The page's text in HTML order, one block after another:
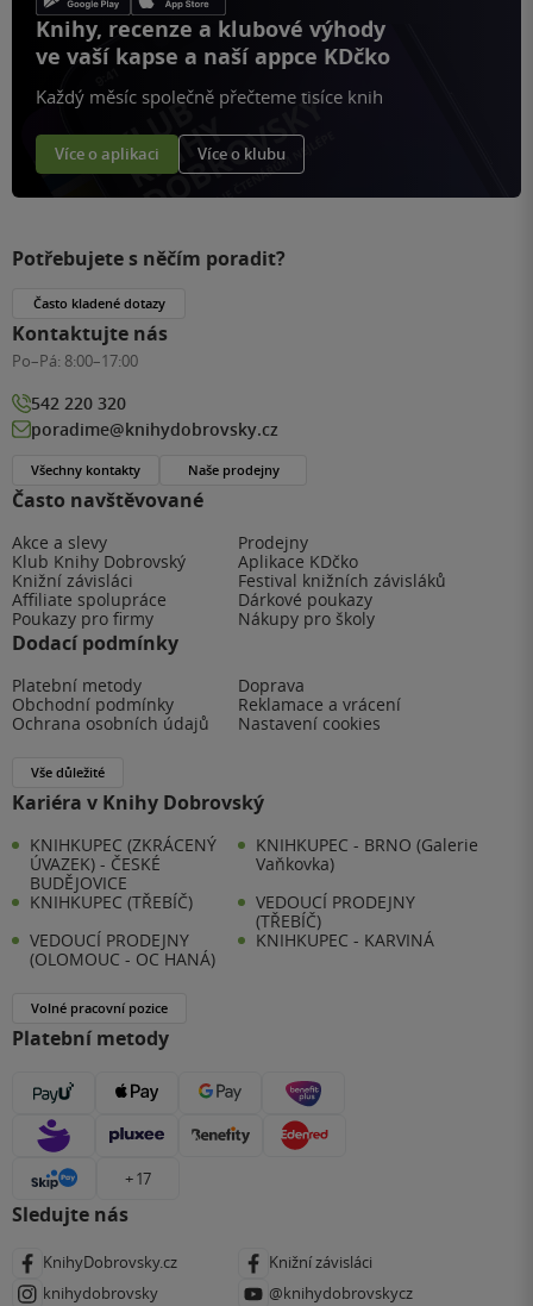
Knihy, recenze a klubové výhody
ve vaší kapse a naší appce KDčko
Každý měsíc společně přečteme tisíce knih
Více o aplikaci Více o klubu
Často navštěvované
Akce a slevy
Prodejny
Klub Knihy Dobrovský
Aplikace KDčko
Knižní závisláci
Festival knižních závisláků
Affiliate spolupráce
Dárkové poukazy
Poukazy pro firmy
Nákupy pro školy
Dodací podmínky
Platební metody
Doprava
Obchodní podmínky
Reklamace a vrácení
Ochrana osobních údajů
Nastavení cookies
Vše důležité
Kariéra v Knihy Dobrovský
KNIHKUPEC (ZKRÁCENÝ
ÚVAZEK) - ČESKÉ
BUDĚJOVICE
KNIHKUPEC - BRNO (Galerie
Vaňkovka)
KNIHKUPEC (TŘEBÍČ)
VEDOUCÍ PRODEJNY
(TŘEBÍČ)
VEDOUCÍ PRODEJNY
(OLOMOUC - OC HANÁ)
KNIHKUPEC - KARVINÁ
Volné pracovní pozice
Platební metody
+ 17
Sledujte nás
KnihyDobrovsky.cz
Knižní závisláci
knihydobrovsky
@knihydobrovskycz
Potřebujete s něčím poradit?
Často kladené dotazy
Kontaktujte nás
Po–Pá: 8:00–17:00
542 220 320
poradime@knihydobrovsky.cz
Všechny kontakty Naše prodejny